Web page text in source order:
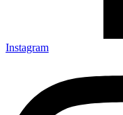
Instagram